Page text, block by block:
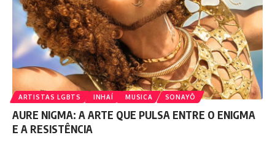
ARTISTAS LGBTS INHAÍ MUSICA SONAYÔ
AURE NIGMA: A ARTE QUE PULSA ENTRE O ENIGMA
E A RESISTÊNCIA